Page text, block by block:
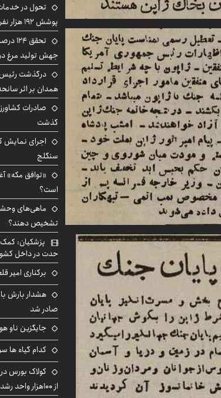
تحول در
پوشش ۱۹۲ هزار نفر
تحقق
جهش تولید مرغ
درگذشت رئیس
همدان بر اثر
گذشت
اجرای نمایش
سنگلج
«توافق مکه»
است؟
ماهی‌های وحشی
تشخیص دهند؟
پزشکیان: کمک
حدت در داخل
برکناری امیر
هشدار بارش
صادر شد
جایگزین ناو
کدام گیاه ها
کولاک بورس
از ۱۰۰هزار واحد رشد کرد